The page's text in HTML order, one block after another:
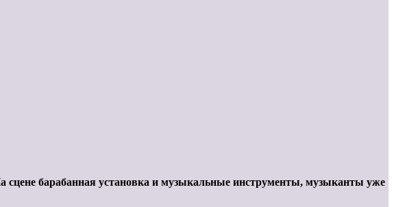
сцене барабанная установка и музыкальные инструменты, музыканты уже